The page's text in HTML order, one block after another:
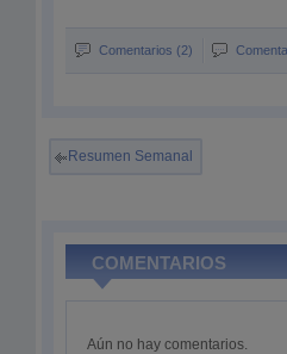
Comentarios (2)
Resumen Semanal
COMENTARIOS
Aún no hay comentarios.